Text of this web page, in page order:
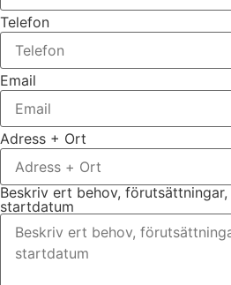
Telefon
Email
Adress + Ort
Beskriv ert behov,
startdatum